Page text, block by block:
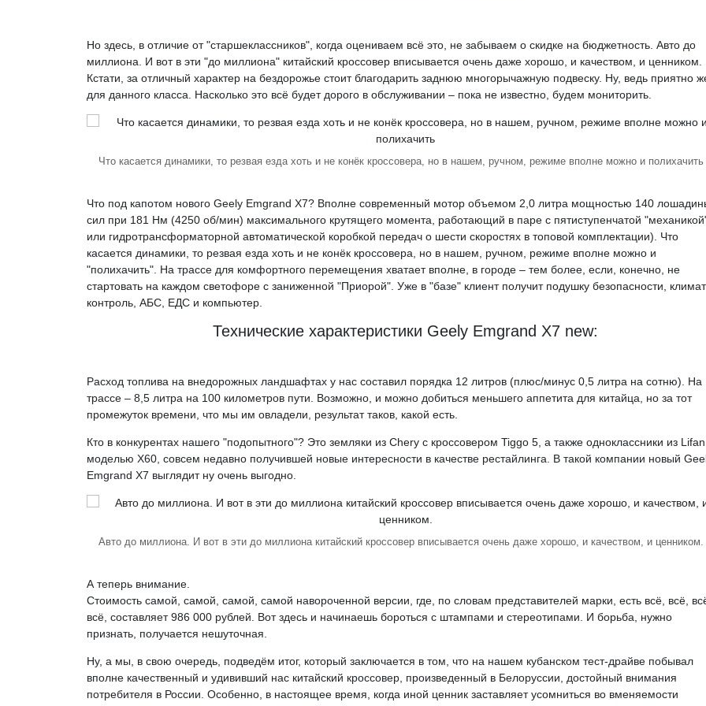
Но здесь, в отличие от "старшеклассников", когда оцениваем всё это, не забываем о скидке на бюджетность. Авто до
миллиона. И вот в эти "до миллиона" китайский кроссовер вписывается очень даже хорошо, и качеством, и ценником.
Кстати, за отличный характер на бездорожье стоит благодарить заднюю многорычажную подвеску. Ну, ведь приятно
для данного класса. Насколько это всё будет дорого в обслуживании – пока не известно, будем мониторить.
Что касается динамики, то резвая езда хоть и не конёк кроссовера, но в нашем, ручном, режиме вполне можно и полихачить
Что под капотом нового Geely Emgrand X7? Вполне современный мотор объемом 2,0 литра мощностью 140
сил при 181 Нм (4250 об/мин) максимального крутящего момента, работающий в паре с пятиступенчатой
или гидротрансформаторной автоматической коробкой передач о шести скоростях в топовой комплектации). Что
касается динамики, то резвая езда хоть и не конёк кроссовера, но в нашем, ручном, режиме вполне можно и
"полихачить". На трассе для комфортного перемещения хватает вполне, в городе – тем более, если, конечно, не
стартовать на каждом светофоре с заниженной "Приорой". Уже в "базе" клиент получит подушку безопасности,
контроль, АБС, ЕДС и компьютер.
Технические характеристики Geely Emgrand X7 new:
Расход топлива на внедорожных ландшафтах у нас составил порядка 12 литров (плюс/минус 0,5 литра на сотню). На
трассе – 8,5 литра на 100 километров пути. Возможно, и можно добиться меньшего аппетита для китайца, но за тот
промежуток времени, что мы им овладели, результат таков, какой есть.
Кто в конкурентах нашего "подопытного"? Это земляки из Chery с кроссовером Tiggo 5, а также одноклассники из
моделью X60, совсем недавно получившей новые интересности в качестве рестайлинга. В такой компании новый
Emgrand X7 выглядит ну очень выгодно.
Авто до миллиона. И вот в эти до миллиона китайский кроссовер вписывается очень даже хорошо, и качеством, и ценником.
А теперь внимание.
Стоимость самой, самой, самой, самой навороченной версии, где, по словам представителей марки, есть всё, всё,
всё, составляет 986 000 рублей. Вот здесь и начинаешь бороться с штампами и стереотипами. И борьба, нужно
признать, получается нешуточная.
Ну, а мы, в свою очередь, подведём итог, который заключается в том, что на нашем кубанском тест-драйве побывал
вполне качественный и удививший нас китайский кроссовер, произведенный в Белоруссии, достойный внимания
потребителя в России. Особенно, в настоящее время, когда иной ценник заставляет усомниться во вменяемости